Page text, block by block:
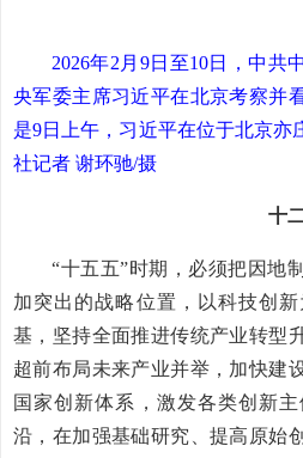
2026年2月9日至10日，中共
央军委主席习近平在北京考察并
是9日上午，习近平在位于北京亦
社记者 谢环驰/摄
十
“十五五”时期，必须把因地
加突出的战略位置，以科技创
基，坚持全面推进传统产业转型
超前布局未来产业并举，加快建
国家创新体系，激发各类创新
沿，在加强基础研究、提高原始